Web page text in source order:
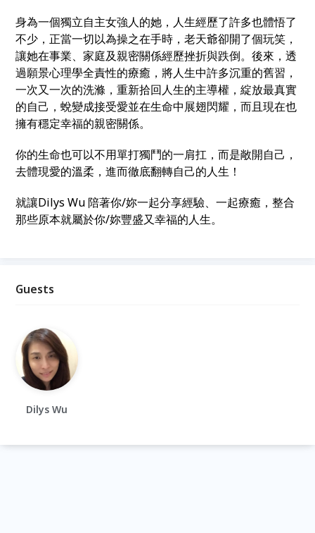
身為一個獨立自主女強人的她，人生經歷了許多也體悟了
不少，正當一切以為操之在手時，老天爺卻開了個玩笑，
讓她在事業、家庭及親密關係經歷挫折與跌倒。後來，透
過願景心理學全責性的療癒，將人生中許多沉重的舊習，
一次又一次的洗滌，重新拾回人生的主導權，綻放最真實
的自己，蛻變成接受愛並在生命中展翅閃耀，而且現在也
擁有穩定幸福的親密關係。
你的生命也可以不用單打獨鬥的一肩扛，而是敞開自己，
去體現愛的溫柔，進而徹底翻轉自己的人生！
就讓Dilys Wu 陪著你/妳一起分享經驗、一起療癒，整合
那些原本就屬於你/妳豐盛又幸福的人生。
Guests
Dilys Wu